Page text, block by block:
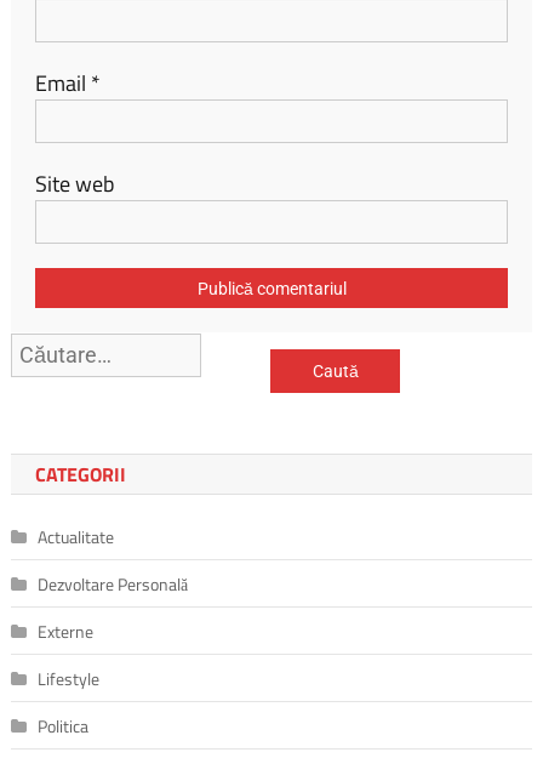
Email *
Site web
Caută
după:
CATEGORII
Actualitate
Dezvoltare Personală
Externe
Lifestyle
Politica